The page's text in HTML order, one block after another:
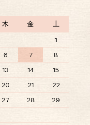
木 金 土
1
6 7
8
13 14
15
20 21
22
27 28
29